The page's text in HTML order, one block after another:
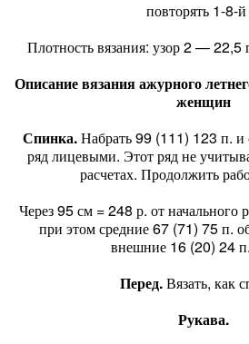
повторять 1-8-
Плотность вязания: узор 2 —
Описание вязания ажурного
женщин
Спинка.Набрать 99 (111) 123 п. и
ряд лицевыми. Этот ряд не
расчетах. Продолжить
Через 95 см = 248 р. от начального
при этом средние 67 (71) 75 п.
внешние 16 (20) 24
Перед.Вязать, как
Рукава.